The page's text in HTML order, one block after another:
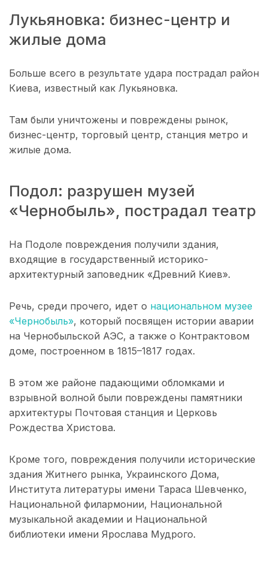
Лукьяновка: бизнес-центр и
жилые дома
Больше всего в результате удара пострадал район
Киева, известный как Лукьяновка.
Там были уничтожены и повреждены рынок,
бизнес-центр, торговый центр, станция метро и
жилые дома.
Подол: разрушен музей
«Чернобыль», пострадал театр
На Подоле повреждения получили здания,
входящие в государственный историко-
архитектурный заповедник «Древний Киев».
Речь, среди прочего, идет о национальном музее
«Чернобыль», который посвящен истории аварии
на Чернобыльской АЭС, а также о Контрактовом
доме, построенном в 1815–1817 годах.
В этом же районе падающими обломками и
взрывной волной были повреждены памятники
архитектуры Почтовая станция и Церковь
Рождества Христова.
Кроме того, повреждения получили исторические
здания Житнего рынка, Украинского Дома,
Института литературы имени Тараса Шевченко,
Национальной филармонии, Национальной
музыкальной академии и Национальной
библиотеки имени Ярослава Мудрого.